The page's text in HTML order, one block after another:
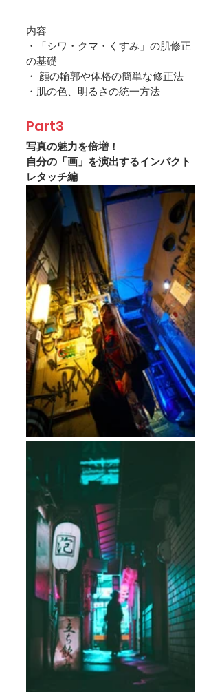
内容
・「シワ・クマ・くすみ」の肌修正
の基礎
・ 顔の輪郭や体格の簡単な修正法
・肌の色、明るさの統一方法
Part3
写真の魅力を倍増！
自分の「画」を演出するインパクト
レタッチ編